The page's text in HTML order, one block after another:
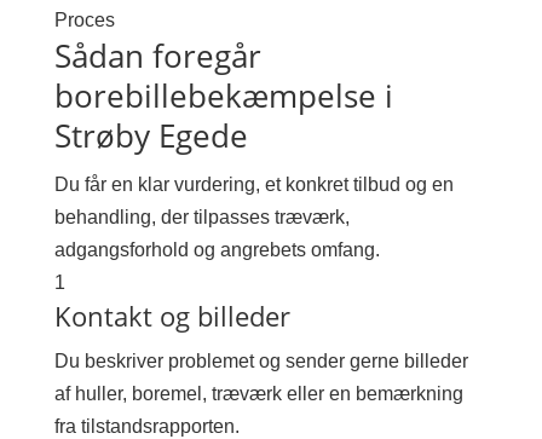
Proces
Sådan foregår
borebillebekæmpelse i
Strøby Egede
Du får en klar vurdering, et konkret tilbud og en
behandling, der tilpasses træværk,
adgangsforhold og angrebets omfang.
1
Kontakt og billeder
Du beskriver problemet og sender gerne billeder
af huller, boremel, træværk eller en bemærkning
fra tilstandsrapporten.